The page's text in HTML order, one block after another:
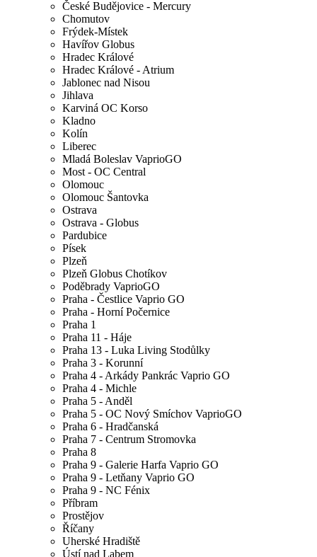
České Budějovice - Mercury
Chomutov
Frýdek-Místek
Havířov Globus
Hradec Králové
Hradec Králové - Atrium
Jablonec nad Nisou
Jihlava
Karviná OC Korso
Kladno
Kolín
Liberec
Mladá Boleslav VaprioGO
Most - OC Central
Olomouc
Olomouc Šantovka
Ostrava
Ostrava - Globus
Pardubice
Písek
Plzeň
Plzeň Globus Chotíkov
Poděbrady VaprioGO
Praha - Čestlice Vaprio GO
Praha - Horní Počernice
Praha 1
Praha 11 - Háje
Praha 13 - Luka Living Stodůlky
Praha 3 - Korunní
Praha 4 - Arkády Pankrác Vaprio GO
Praha 4 - Michle
Praha 5 - Anděl
Praha 5 - OC Nový Smíchov VaprioGO
Praha 6 - Hradčanská
Praha 7 - Centrum Stromovka
Praha 8
Praha 9 - Galerie Harfa Vaprio GO
Praha 9 - Letňany Vaprio GO
Praha 9 - NC Fénix
Příbram
Prostějov
Říčany
Uherské Hradiště
Ústí nad Labem